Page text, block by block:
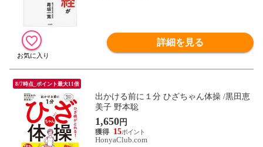
詳細を見る
8/7時点_ポイント最大11倍
出かける前に１分 ひざちゃん体操 /黒田恵
美子 野本聡
1,650円
15
HonyaClub.com